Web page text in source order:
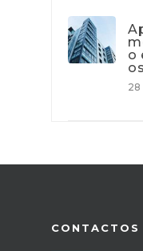
o
28
CONTACTOS